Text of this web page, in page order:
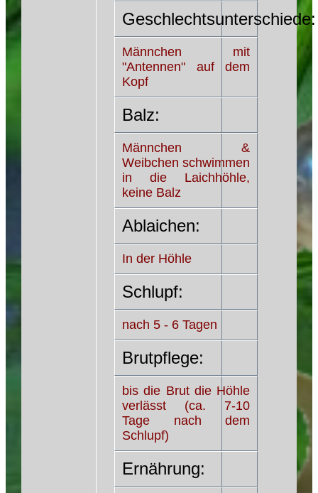
Geschlechtsunterschiede:
Männchen mit
"Antennen" auf dem
Kopf
Balz:
Männchen &
Weibchen schwimmen
in die Laichhöhle,
keine Balz
Ablaichen:
In der Höhle
Schlupf:
nach 5 - 6 Tagen
Brutpflege:
bis die Brut die Höhle
verlässt (ca. 7-10
Tage nach dem
Schlupf)
Ernährung: